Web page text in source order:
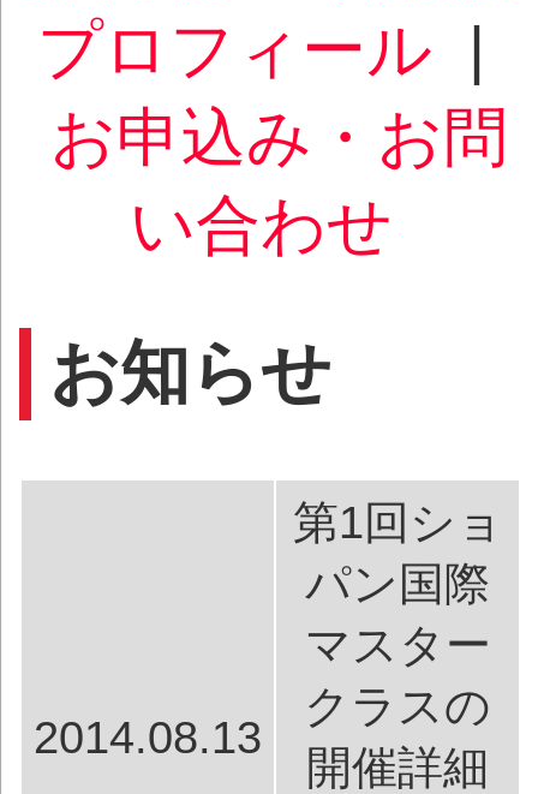
プロフィール |
お申込み・お問
い合わせ
お知らせ
2014.08.13
第1回ショ
パン国際
マスター
クラスの
開催詳細